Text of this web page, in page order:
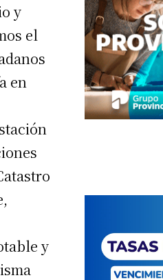
*Requerido
y
el
en
y